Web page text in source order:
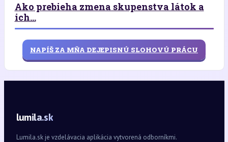
Ako prebieha zmena skupenstva látok a
ich...
NAPÍŠ ZA MŇA DEJEPISNÚ SLOHOVÚ PRÁCU
lumila.sk
Lumila.sk je vzdelávacia aplikácia vytvorená odborníkmi.